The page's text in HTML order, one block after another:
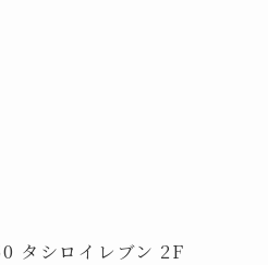
タシロイレブン 2F